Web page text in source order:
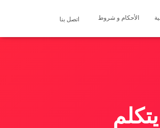
الأحكام و شروط اتصل بنا